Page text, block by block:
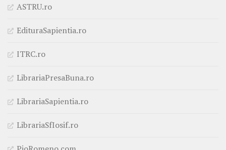
ASTRU.ro
EdituraSapientia.ro
ITRC.ro
LibrariaPresaBuna.ro
LibrariaSapientia.ro
LibrariaSfIosif.ro